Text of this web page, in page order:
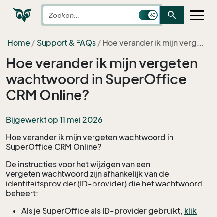
search
Home Support & FAQs Hoe verander ik mijn verg...
Hoe verander ik mijn vergeten
wachtwoord in SuperOffice
CRM Online?
Bijgewerkt op 11 mei 2026
Hoe verander ik mijn vergeten wachtwoord in
SuperOffice CRM Online?
De instructies voor het wijzigen van een
vergeten wachtwoord zijn afhankelijk van de
identiteitsprovider (ID-provider) die het wachtwoord
beheert:
Als je SuperOffice als ID-provider gebruikt, klik